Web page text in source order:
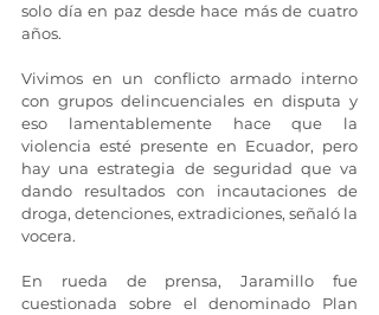
solo día en paz desde hace más de cuatro
años.
Vivimos en un conflicto armado interno
con grupos delincuenciales en disputa y
eso lamentablemente hace que la
violencia esté presente en Ecuador, pero
hay una estrategia de seguridad que va
dando resultados con incautaciones de
droga, detenciones, extradiciones, señaló la
vocera.
En rueda de prensa, Jaramillo fue
cuestionada sobre el denominado Plan